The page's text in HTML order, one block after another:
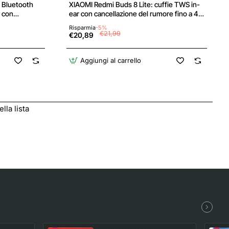
Bluetooth
iOS,
XIAOMI Redmi Buds 8 Lite: cuffie TWS in-
ear con cancellazione del rumore fino a 42
autonomia fino a 36h, 5 EQ e Bluetooth
5.4, Bianco
Risparmia-5%
€20,89 €21,99
Aggiungi al carrello
lista